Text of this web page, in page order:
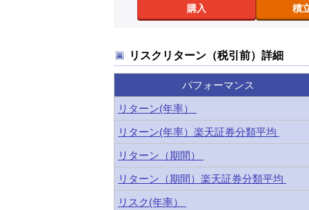
購入 積
リスクリターン（税引前）詳細
パフォーマンス
リターン(年率）
リターン(年率）楽天証券分類平均
リターン（期間）
リターン（期間）楽天証券分類平均
リスク(年率）